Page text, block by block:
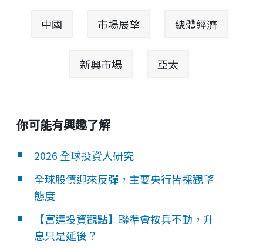
中國 市場展望 總體經濟
新興市場 亞太
你可能有興趣了解
2026 全球投資人研究
全球股債迎來反彈，主要央行皆採觀望
態度
【富達投資觀點】聯準會按兵不動，升
息只是延後？